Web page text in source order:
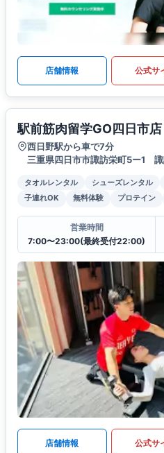
店舗情報 公式サ
駅前筋肉留学GO四日市店
西日野駅から車で7分
三重県四日市市諏訪栄町5ー1
タオルレンタル シューズレンタル
子連れOK
無料体験 プロテイン
営業時間
7:00〜23:00(最終受付22:00)
店舗情報 公式サ